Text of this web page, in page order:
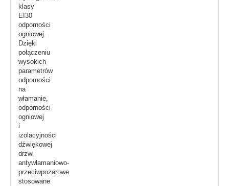
klasy
EI30
odporności
ogniowej.
Dzięki
połączeniu
wysokich
parametrów
odporności
na
włamanie,
odporności
ogniowej
i
izolacyjności
dźwiękowej
drzwi
antywłamaniowo-
przeciwpożarowe
stosowane